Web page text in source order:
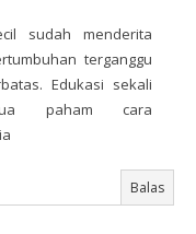
sudah menderita
terganggu
Edukasi sekali
paham cara
Balas